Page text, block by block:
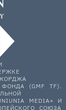
(GMF TF).
MEDIA» И
СОЮЗА